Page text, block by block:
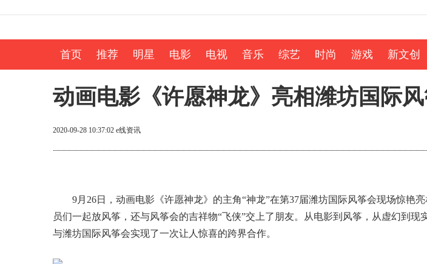
首页 推荐 明星 电影 电视 音乐 综艺 时尚 游戏 新文创
动画电影《许愿神龙》亮相潍坊国际
2020-09-28 10:37:02 e线资讯
9月26日，动画电影《许愿神龙》的主角“神龙”在第37届潍坊国际风筝会现场惊艳
员们一起放风筝，还与风筝会的吉祥物“飞侠”交上了朋友。从电影到风筝，从虚幻到现
与潍坊国际风筝会实现了一次让人惊喜的跨界合作。